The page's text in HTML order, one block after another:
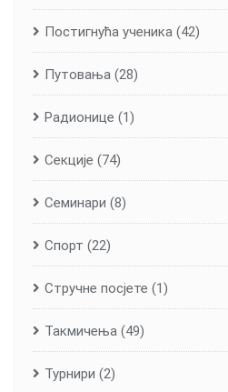
Постигнућа ученика (42)
Путовања (28)
Радионице (1)
Секције (74)
Семинари (8)
Спорт (22)
Стручне посјете (1)
Такмичења (49)
Турнири (2)